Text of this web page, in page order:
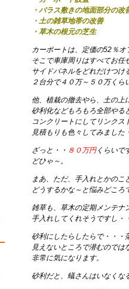
・バラス敷きの地面部分の改
・土の雑草地帯の改善
・草木の根元の芝生
カーポートは、定価の52％
そこで車庫周りはすべてお任
サイドパネルをどれだけつけ
２台分で４０万～５０万くら
他、植栽の撤去やら、土の上
砂利化などもろもろ全部やる
コンクリートにしてリンクス
見積もりも色々してみました
ざっと・・ ８０万円くらいで
どひゃ～。
まあ、ただ、手入れとかのこ
どうするかな～と悩みどころ
雑草も、草木の定期メンテナ
手入れしてくれそうですし・
砂利にしたらしたらで・・・
見えないところで潜むのでは
非常に気になります。
砂利だと、蟻さんはいなくな